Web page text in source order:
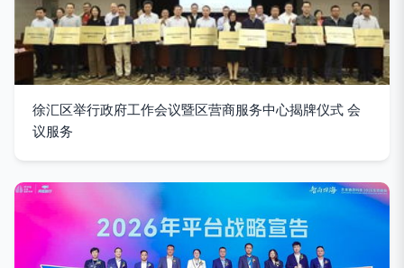
徐汇区举行政府工作会议暨区营商服务中心揭牌仪式 会
议服务